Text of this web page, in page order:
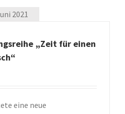
2021
„Zeit für einen
eine neue